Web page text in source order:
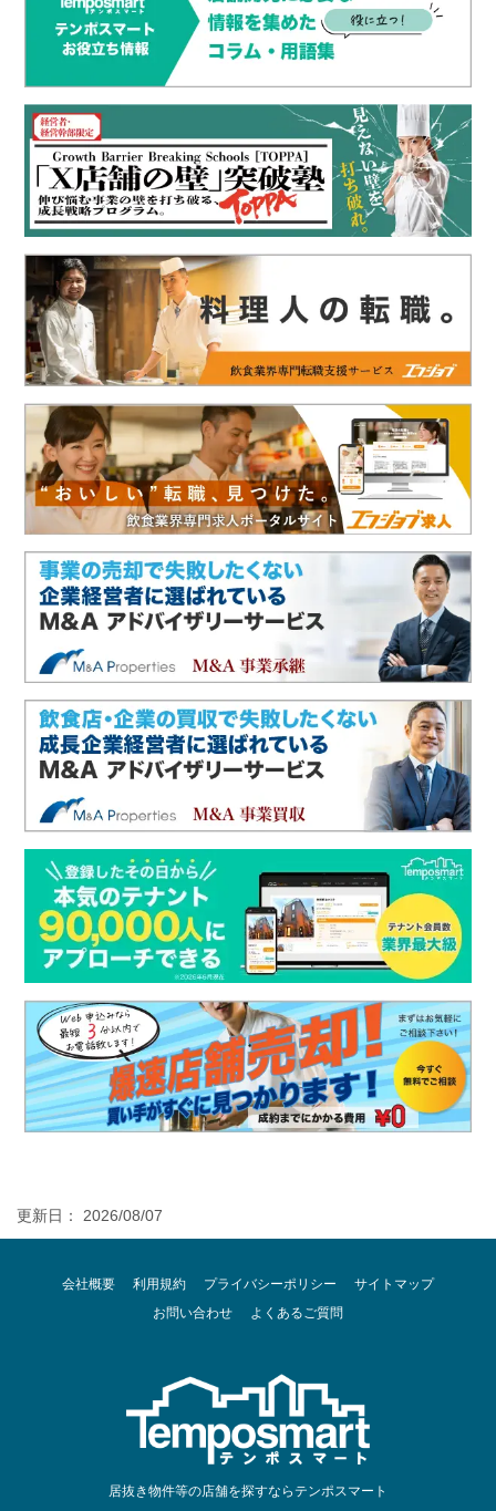
更新日： 2026/08/07
会社概要 利用規約 プライバシーポリシー
サイトマップ
お問い合わせ
よくあるご質問
居抜き物件等の店舗を探すならテンポスマート